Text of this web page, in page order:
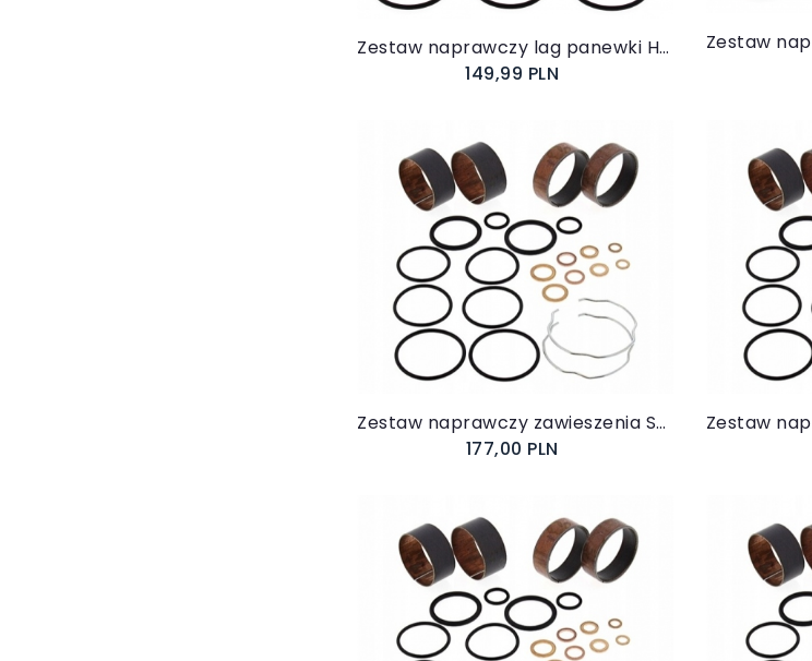
Zestaw naprawczy lag panewki HONDA XRV 750 AFRICA TWIN 90-03 38-6085
149,99 PLN
Do koszyka
Zestaw naprawczy zawieszenia Suzuki SV 650 N / S 2003-2022
177,00 PLN
Do koszyka